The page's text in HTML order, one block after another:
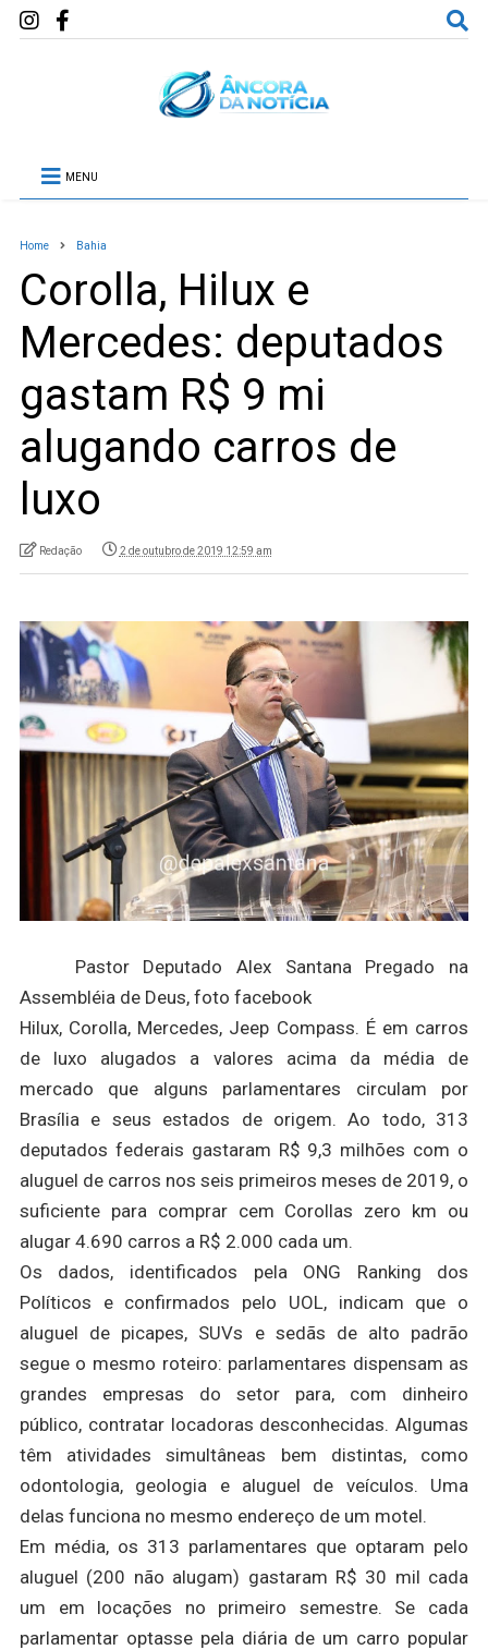
MENU
Home Bahia
Corolla, Hilux e
Mercedes: deputados
gastam R$ 9 mi
alugando carros de
luxo
Redação 2 de outubro de 2019 12:59 am
Pastor Deputado Alex Santana Pregado na
Assembléia de Deus, foto facebook
Hilux, Corolla, Mercedes, Jeep Compass. É em carros
de luxo alugados a valores acima da média de
mercado que alguns parlamentares circulam por
Brasília e seus estados de origem. Ao todo, 313
deputados federais gastaram R$ 9,3 milhões com o
aluguel de carros nos seis primeiros meses de 2019, o
suficiente para comprar cem Corollas zero km ou
alugar 4.690 carros a R$ 2.000 cada um.
Os dados, identificados pela ONG Ranking dos
Políticos e confirmados pelo UOL, indicam que o
aluguel de picapes, SUVs e sedãs de alto padrão
segue o mesmo roteiro: parlamentares dispensam as
grandes empresas do setor para, com dinheiro
público, contratar locadoras desconhecidas. Algumas
têm atividades simultâneas bem distintas, como
odontologia, geologia e aluguel de veículos. Uma
delas funciona no mesmo endereço de um motel.
Em média, os 313 parlamentares que optaram pelo
aluguel (200 não alugam) gastaram R$ 30 mil cada
um em locações no primeiro semestre. Se cada
parlamentar optasse pela diária de um carro popular